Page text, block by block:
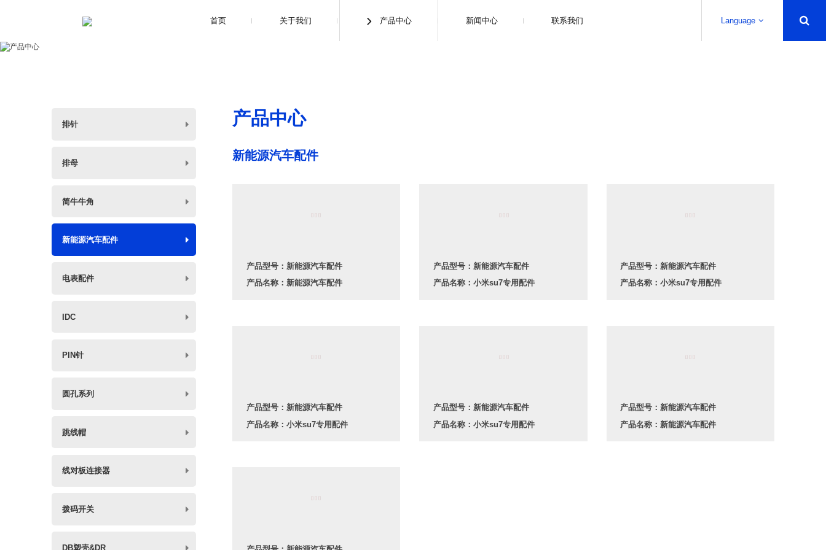
首页 关于我们  产品中心 新闻中心 联系我们 Language
排针
排母
简牛牛角
新能源汽车配件
电表配件
IDC
PIN针
圆孔系列
跳线帽
线对板连接器
拨码开关
DB塑壳&DR
产品中心
新能源汽车配件
产品型号：新能源汽车配件
产品名称：新能源汽车配件
产品型号：新能源汽车配件
产品名称：小米su7专用配件
产品型号：新能源汽车配件
产品名称：小米su7专用配件
产品型号：新能源汽车配件
产品名称：小米su7专用配件
产品型号：新能源汽车配件
产品名称：小米su7专用配件
产品型号：新能源汽车配件
产品名称：新能源汽车配件